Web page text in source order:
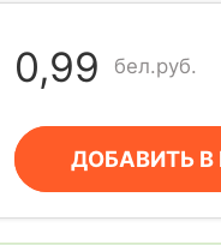
0,99 бел.руб.
ДОБАВИТЬ В